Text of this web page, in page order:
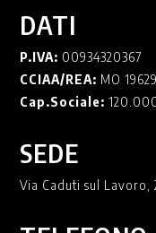
DATI
P.IVA: 00934320367
CCIAA/REA: MO
Cap.Sociale:
SEDE
Via Caduti sul Lavoro,